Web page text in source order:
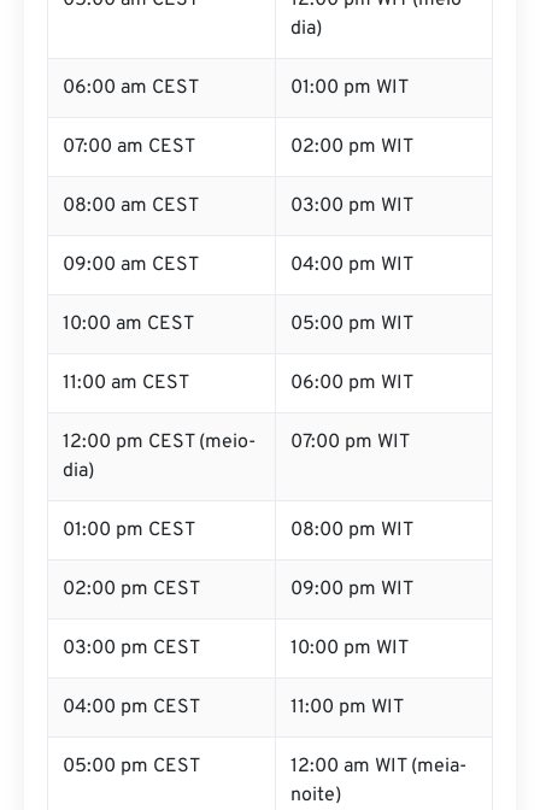
dia)
06:00 am CEST 01:00 pm WIT
07:00 am CEST 02:00 pm WIT
08:00 am CEST 03:00 pm WIT
09:00 am CEST 04:00 pm WIT
10:00 am CEST 05:00 pm WIT
11:00 am CEST 06:00 pm WIT
12:00 pm CEST (meio-
dia)
07:00 pm WIT
01:00 pm CEST 08:00 pm WIT
02:00 pm CEST 09:00 pm WIT
03:00 pm CEST 10:00 pm WIT
04:00 pm CEST 11:00 pm WIT
05:00 pm CEST
12:00 am WIT (meia-
noite)